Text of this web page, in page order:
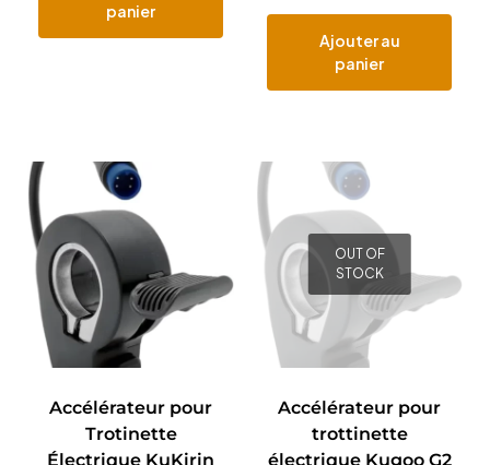
panier
Ajouter au
panier
Accélérateur pour
Trotinette
Électrique KuKirin
OUT OF
STOCK
Accélérateur pour
trottinette
électrique Kugoo G2